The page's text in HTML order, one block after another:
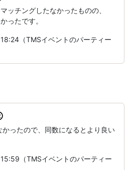
ッチングしたなかったものの、
ったです。
（TMSイベントのパーティー
ったので、同数になるとより良い
（TMSイベントのパーティー